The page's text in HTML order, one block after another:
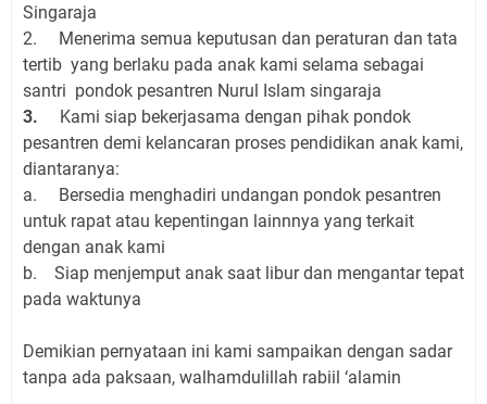
Singaraja
2.
Menerima semua keputusan dan peraturan dan tata
tertib yang berlaku pada anak kami selama sebagai
santri pondok pesantren Nurul Islam singaraja
3.
Kami siap bekerjasama dengan pihak pondok
pesantren demi kelancaran proses pendidikan anak kami,
diantaranya:
a.
Bersedia menghadiri undangan pondok pesantren
untuk rapat atau kepentingan lainnnya yang terkait
dengan anak kami
b.
Siap menjemput anak saat libur dan mengantar tepat
pada waktunya
Demikian pernyataan ini kami sampaikan dengan sadar
tanpa ada paksaan, walhamdulillah rabiil ‘alamin